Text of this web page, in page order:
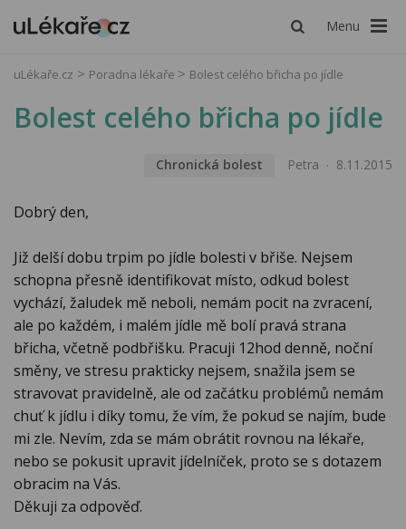
Menu
uLékaře.cz Poradna lékaře Bolest celého břicha po jídle
Bolest celého břicha po jídle
Chronická bolest Petra 8.11.2015
Dobrý den,
Již delší dobu trpim po jídle bolesti v břiše. Nejsem
schopna přesně identifikovat místo, odkud bolest
vychází, žaludek mě neboli, nemám pocit na zvracení,
ale po každém, i malém jídle mě bolí pravá strana
břicha, včetně podbřišku. Pracuji 12hod denně, noční
směny, ve stresu prakticky nejsem, snažila jsem se
stravovat pravidelně, ale od začátku problémů nemám
chuť k jídlu i díky tomu, že vím, že pokud se najím, bude
mi zle. Nevím, zda se mám obrátit rovnou na lékaře,
nebo se pokusit upravit jídelníček, proto se s dotazem
obracim na Vás.
Děkuji za odpověď.